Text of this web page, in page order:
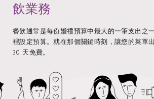
飲業務
餐飲通常是每份婚禮預算中最大的一筆支出之
裡設定預算。就在那個關鍵時刻，讓您的菜單
30 天免費。